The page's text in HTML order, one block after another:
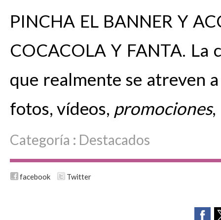
PINCHA EL BANNER Y
COCACOLA Y FANTA. La
que realmente se atreven
fotos, vídeos, promociones,
Categoría : Destacados
facebook Twitter